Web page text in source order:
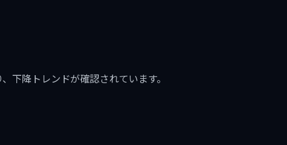
下降トレンドが確認されています。